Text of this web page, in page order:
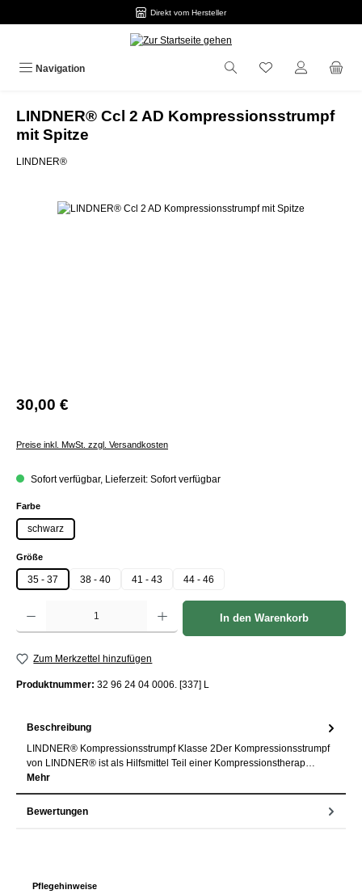
Direkt vom Hersteller
Navigation
LINDNER® Ccl 2 AD Kompressionsstrumpf
mit Spitze
LINDNER®
Bildergalerie überspringen
30,00 €
Preise inkl. MwSt. zzgl. Versandkosten
Sofort verfügbar, Lieferzeit: Sofort verfügbar
Farbeauswählen
schwarz
Größeauswählen
35 - 37 38 - 40 41 - 43 44 - 46
Produkt Anzahl: Gib den gewünschten Wert ein oder benutze die Schaltflächen um die
In den Warenkorb
Zum Merkzettel hinzufügen
Produktnummer: 32 96 24 04 0006. [337] L
Beschreibung
LINDNER® Kompressionsstrumpf Klasse 2Der Kompressionsstrumpf
von LINDNER® ist als Hilfsmittel Teil einer Kompressionstherap…
Mehr
Bewertungen
Pflegehinweise